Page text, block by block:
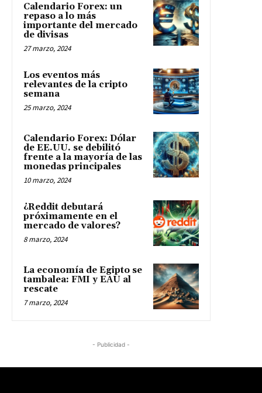
Calendario Forex: un
repaso a lo más
importante del mercado
de divisas
27 marzo, 2024
Los eventos más
relevantes de la cripto
semana
25 marzo, 2024
Calendario Forex: Dólar
de EE.UU. se debilitó
frente a la mayoría de las
monedas principales
10 marzo, 2024
¿Reddit debutará
próximamente en el
mercado de valores?
8 marzo, 2024
La economía de Egipto se
tambalea: FMI y EAU al
rescate
7 marzo, 2024
- Publicidad -